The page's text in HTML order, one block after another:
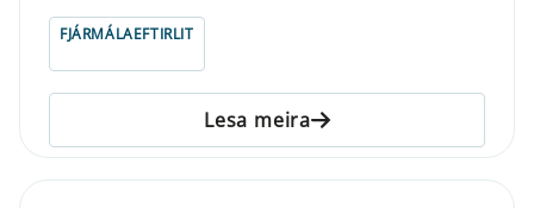
FJÁRMÁLAEFTIRLIT
Lesa meira